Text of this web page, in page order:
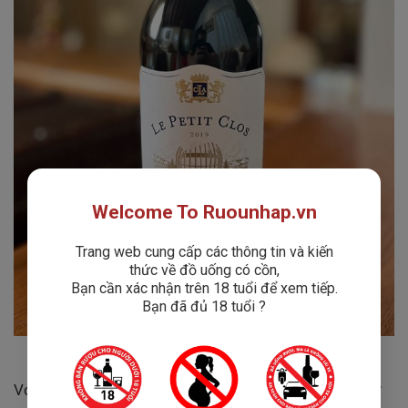
Với sự hòa quyện của các giống nho thượng hạng như
Welcome To Ruounhap.vn
Trang web cung cấp các thông tin và kiến
thức về đồ uống có cồn,
Bạn cần xác nhận trên 18 tuổi để xem tiếp.
Bạn đã đủ 18 tuổi ?